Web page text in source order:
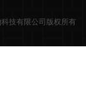
技有限公司版权所有